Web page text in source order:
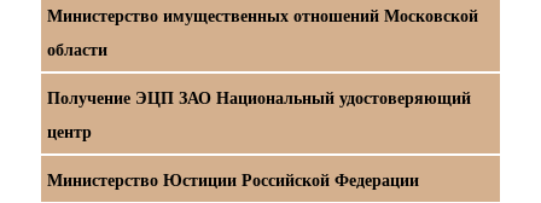
Министерство имущественных отношений Московской
области
Получение ЭЦП ЗАО Национальный удостоверяющий
центр
Министерство Юстиции Российской Федерации